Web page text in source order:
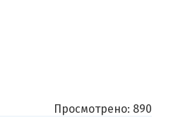
Просмотрено: 890